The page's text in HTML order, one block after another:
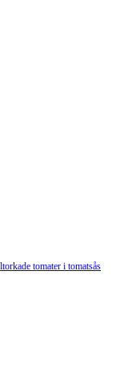
tomater i tomatsås